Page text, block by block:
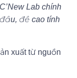
Lab chính
đề cao tính
xuất từ nguồn